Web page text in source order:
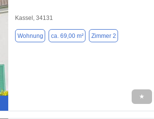
Kassel, 34131
Wohnung ca. 69,00 m² Zimmer 2
★